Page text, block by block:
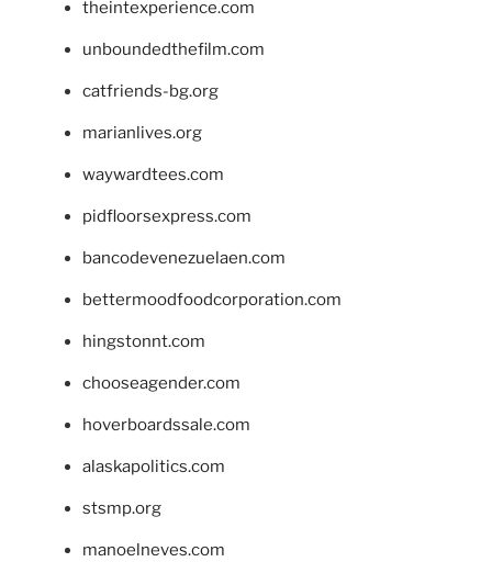
theintexperience.com
unboundedthefilm.com
catfriends-bg.org
marianlives.org
waywardtees.com
pidfloorsexpress.com
bancodevenezuelaen.com
bettermoodfoodcorporation.com
hingstonnt.com
chooseagender.com
hoverboardssale.com
alaskapolitics.com
stsmp.org
manoelneves.com